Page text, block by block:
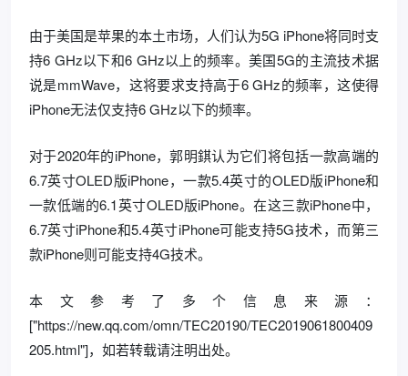
由于美国是苹果的本土市场，人们认为5G iPhone将同时支
持6 GHz以下和6 GHz以上的频率。美国5G的主流技术据
说是mmWave，这将要求支持高于6 GHz的频率，这使得
iPhone无法仅支持6 GHz以下的频率。
对于2020年的iPhone，郭明錤认为它们将包括一款高端的
6.7英寸OLED版iPhone，一款5.4英寸的OLED版iPhone和
一款低端的6.1英寸OLED版iPhone。在这三款iPhone中，
6.7英寸iPhone和5.4英寸iPhone可能支持5G技术，而第三
款iPhone则可能支持4G技术。
本文参考了多个信息来源：
["https://new.qq.com/omn/TEC20190/TEC2019061800409
205.html"]，如若转载请注明出处。